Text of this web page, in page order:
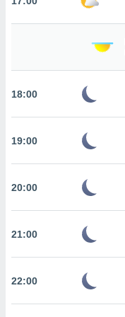
site
para
não
ou
de
através
18:00
19:00
20:00
21:00
22:00